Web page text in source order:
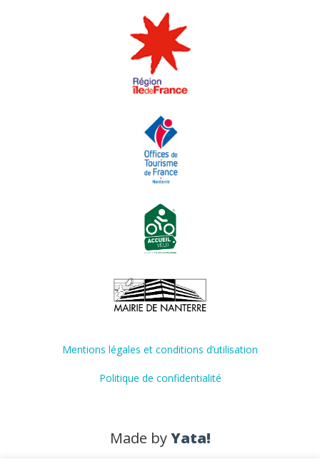
Mentions légales et conditions d’utilisation
Politique de confidentialité
Made byYata!